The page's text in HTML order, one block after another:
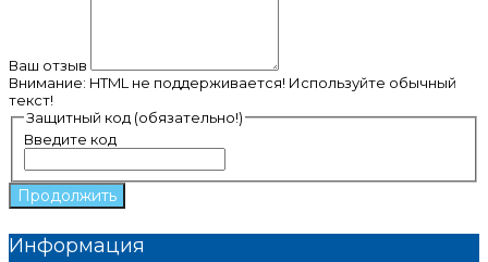
Ваш отзыв
Внимание: HTML не поддерживается! Используйте обычный
текст!
Защитный код (обязательно!)
Введите код
Продолжить
Информация